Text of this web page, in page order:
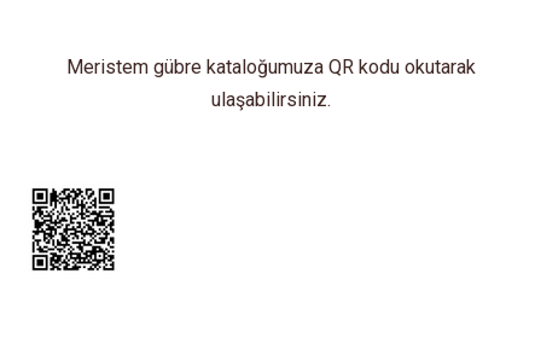
Meristem gübre kataloğumuza QR kodu okutarak
ulaşabilirsiniz.